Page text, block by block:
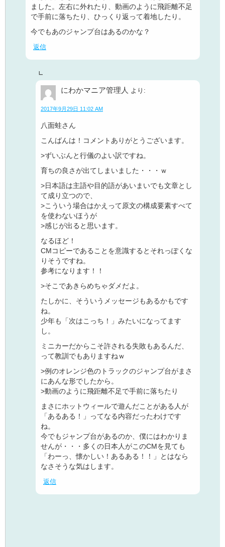
ました。左右に外れたり、動画のように飛距離不足
で手前に落ちたり、ひっくり返って着地したり。
今でもあのジャンプ台はあるのかな？
返信
にわかマニア管理人 より:
2017年9月29日 11:02 AM
八面蛙さん
こんばんは！コメントありがとうございます。
>ずいぶんと行儀のよい訳ですね。
育ちの良さが出てしまいました・・・ｗ
>日本語は主語や目的語があいまいでも文章とし
て成り立つので、
>こういう場合はかえって原文の構成要素すべて
を使わないほうが
>感じが出ると思います。
なるほど！
CMコピーであることを意識するとそれっぽくな
りそうですね。
参考になります！！
>そこであきらめちゃダメだよ。
たしかに、そういうメッセージもあるかもです
ね。
少年も「次はこっち！」みたいになってます
し。
ミニカーだからこそ許される失敗もあるんだ、
って教訓でもありますねｗ
>例のオレンジ色のトラックのジャンプ台がまさ
にあんな形でしたから。
>動画のように飛距離不足で手前に落ちたり
まさにホットウィールで遊んだことがある人が
「あるある！」ってなる内容だったわけです
ね。
今でもジャンプ台があるのか、僕にはわかりま
せんが・・・多くの日本人がこのCMを見ても
「わーっ、懐かしい！あるある！！」とはなら
なさそうな気はします。
返信